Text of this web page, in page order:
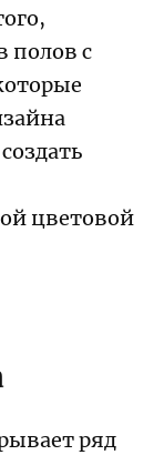
полов с
цветовой
ряд